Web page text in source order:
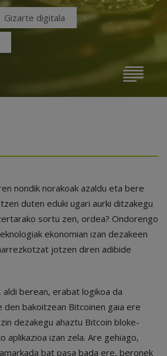
Gizarte digitala
nondik norakoak azaldu eta bere
duten eduki ugari aurki ditzakegu
sortu zen, ordea? Ondorengo
ekonomian izan dezakeen
jotzen diren adibide
aldi berean, erabat logikoa da
den bakoitzean Bitcoinen gaia ere
dezakegu ahaztu Bitcoin bloke-
aplikazioa izan zela. Are gehiago,
bat pasa bada ere, beronek